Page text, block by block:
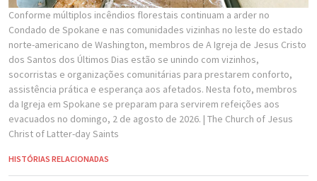
Conforme múltiplos incêndios florestais continuam a arder no
Condado de Spokane e nas comunidades vizinhas no leste do estado
norte-americano de Washington, membros de A Igreja de Jesus Cristo
dos Santos dos Últimos Dias estão se unindo com vizinhos,
socorristas e organizações comunitárias para prestarem conforto,
assistência prática e esperança aos afetados. Nesta foto, membros
da Igreja em Spokane se preparam para servirem refeições aos
evacuados no domingo, 2 de agosto de 2026. | The Church of Jesus
Christ of Latter-day Saints
HISTÓRIAS RELACIONADAS